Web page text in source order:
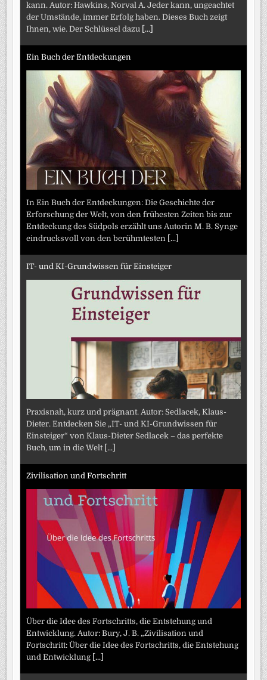
kann. Autor: Hawkins, Norval A. Jeder kann, ungeachtet
der Umstände, immer Erfolg haben. Dieses Buch zeigt
Ihnen, wie. Der Schlüssel dazu [...]
Ein Buch der Entdeckungen
In Ein Buch der Entdeckungen: Die Geschichte der
Erforschung der Welt, von den frühesten Zeiten bis zur
Entdeckung des Südpols erzählt uns Autorin M. B. Synge
eindrucksvoll von den berühmtesten [...]
IT- und KI-Grundwissen für Einsteiger
Praxisnah, kurz und prägnant. Autor: Sedlacek, Klaus-
Dieter. Entdecken Sie „IT- und KI-Grundwissen für
Einsteiger“ von Klaus-Dieter Sedlacek – das perfekte
Buch, um in die Welt [...]
Zivilisation und Fortschritt
Über die Idee des Fortschritts, die Entstehung und
Entwicklung. Autor: Bury, J. B. „Zivilisation und
Fortschritt: Über die Idee des Fortschritts, die Entstehung
und Entwicklung [...]